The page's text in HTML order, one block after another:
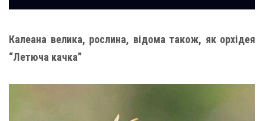
Калеана велика, рослина, відома також, як орхідея
“Летюча качка”